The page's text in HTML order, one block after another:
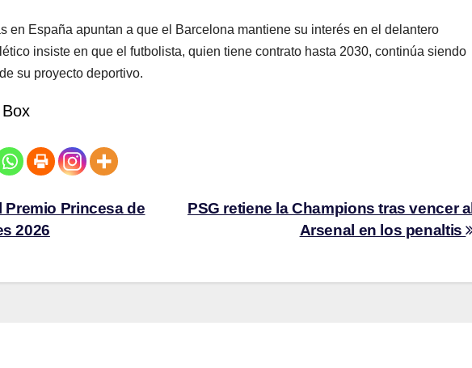
en España apuntan a que el Barcelona mantiene su interés en el delantero
insiste en que el futbolista, quien tiene contrato hasta 2030, continúa siendo
su proyecto deportivo.
PSG retiene la Champions tras vencer al
Arsenal en los penaltis
Princesa de
2026